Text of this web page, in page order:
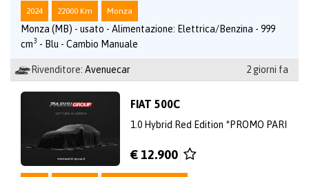
2024 22000 Km Monza
Monza (MB) - usato - Alimentazione: Elettrica/Benzina - 999
cm3 - Blu - Cambio Manuale
Rivenditore: Avenuecar 2 giorni fa
FIAT 500C
1.0 Hybrid Red Edition *PROMO PARI
€ 12.900